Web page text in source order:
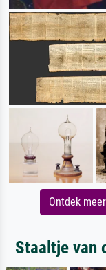
Ontdek
Staaltje van